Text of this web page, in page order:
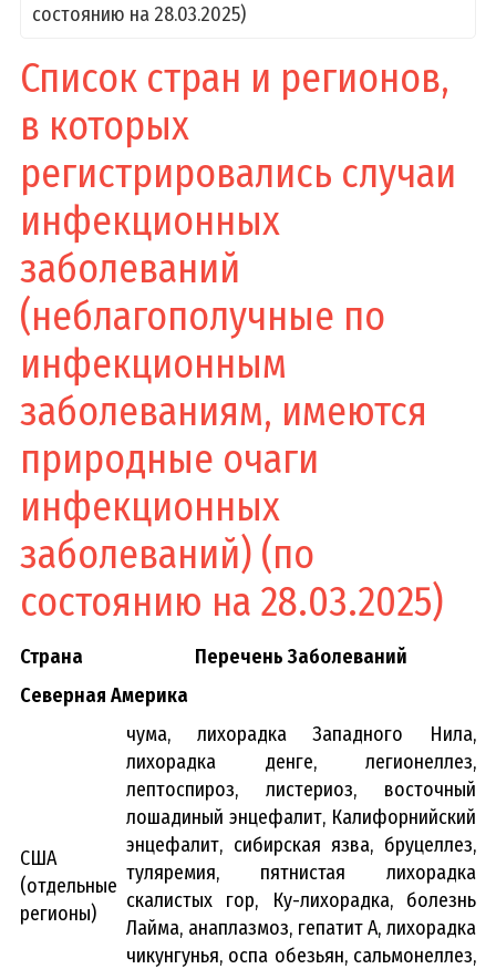
состоянию на 28.03.2025)
Список стран и регионов,
в которых
регистрировались случаи
инфекционных
заболеваний
(неблагополучные по
инфекционным
заболеваниям, имеются
природные очаги
инфекционных
заболеваний) (по
состоянию на 28.03.2025)
Страна
Перечень Заболеваний
Северная Америка
США
(отдельные
регионы)
чума, лихорадка Западного Нила,
лихорадка денге, легионеллез,
лептоспироз, листериоз, восточный
лошадиный энцефалит, Калифорнийский
энцефалит, сибирская язва, бруцеллез,
туляремия, пятнистая лихорадка
скалистых гор, Ку-лихорадка, болезнь
Лайма, анаплазмоз, гепатит А, лихорадка
чикунгунья, оспа обезьян, сальмонеллез,